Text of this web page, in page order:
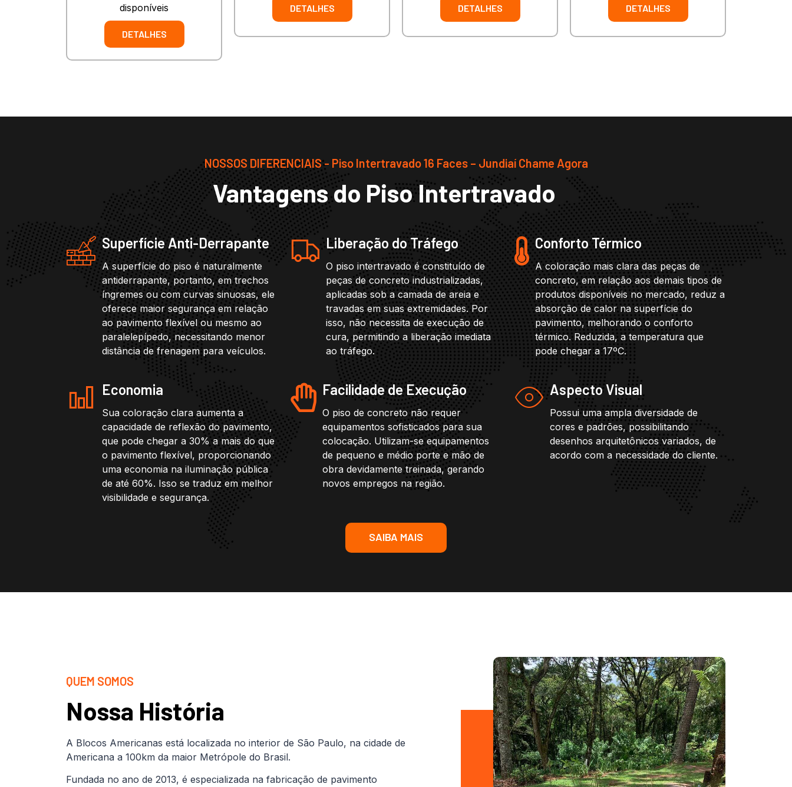
disponíveis
DETALHES
DETALHES DETALHES DETALHES
NOSSOS DIFERENCIAIS - Piso Intertravado 16 Faces – Jundiaí Chame Agora
Vantagens do Piso Intertravado
Superfície Anti-Derrapante
A superfície do piso é naturalmente
antiderrapante, portanto, em trechos
íngremes ou com curvas sinuosas, ele
oferece maior segurança em relação
ao pavimento flexível ou mesmo ao
paralelepípedo, necessitando menor
distância de frenagem para veículos.
Liberação do Tráfego
O piso intertravado é constituído de
peças de concreto industrializadas,
aplicadas sob a camada de areia e
travadas em suas extremidades. Por
isso, não necessita de execução de
cura, permitindo a liberação imediata
ao tráfego.
Conforto Térmico
A coloração mais clara das peças de
concreto, em relação aos demais tipos de
produtos disponíveis no mercado, reduz a
absorção de calor na superfície do
pavimento, melhorando o conforto
térmico. Reduzida, a temperatura que
pode chegar a 17ºC.
Economia
Sua coloração clara aumenta a
capacidade de reflexão do pavimento,
que pode chegar a 30% a mais do que
o pavimento flexível, proporcionando
uma economia na iluminação pública
de até 60%. Isso se traduz em melhor
visibilidade e segurança.
Facilidade de Execução
O piso de concreto não requer
equipamentos sofisticados para sua
colocação. Utilizam-se equipamentos
de pequeno e médio porte e mão de
obra devidamente treinada, gerando
novos empregos na região.
Aspecto Visual
Possui uma ampla diversidade de
cores e padrões, possibilitando
desenhos arquitetônicos variados, de
acordo com a necessidade do cliente.
SAIBA MAIS
QUEM SOMOS
Nossa História
A Blocos Americanas está localizada no interior de São Paulo, na cidade de
Americana a 100km da maior Metrópole do Brasil.
Fundada no ano de 2013, é especializada na fabricação de pavimento